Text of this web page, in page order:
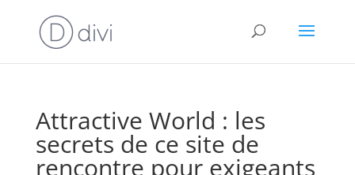
Attractive World : les
secrets de ce site de
rencontre pour exigeants